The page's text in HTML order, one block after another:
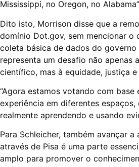
Mississippi, no Oregon, no
Dito isto, Morrison disse que a
domínio Dot.gov, sem mencionar o
coleta básica de dados do governo
representa um desafio não apenas
científico, mas à equidade, justiça
“Agora estamos votando com
experiência em diferentes espaços,
realmente aprendendo e usando
Para Schleicher, também avançar
através de Pisa é uma parte
amplo para promover o